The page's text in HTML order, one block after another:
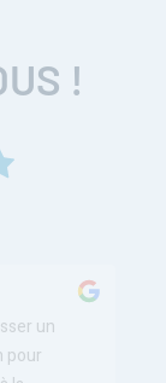
!
un
pour